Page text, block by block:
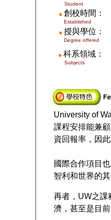
Student
創校時間：
Established
授與學位：
Degree offered
科系領域：
Subjects
University of
課程安排能兼
資回報率，因
國際合作項目
智利和世界的
再者， UW之課
濟，甚至是目